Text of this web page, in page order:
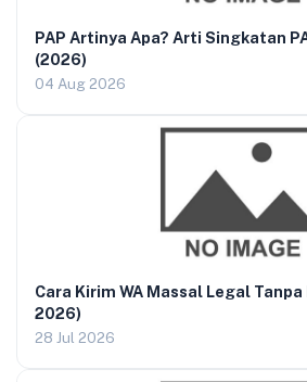
PAP Artinya Apa? Arti Singkatan
(2026)
04 Aug 2026
Cara Kirim WA Massal Legal
2026)
28 Jul 2026